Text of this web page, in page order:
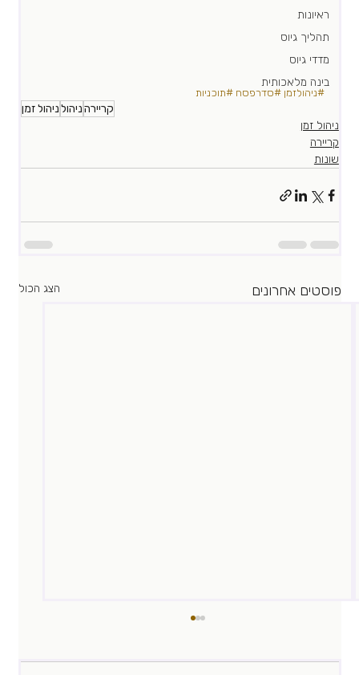
ראיונות
תהליך גיוס
מדדי גיוס
בינה מלאכותית
#ניהולזמן #סדרפסח #תוכניות
קריירהניהולניהול זמן
ניהול זמן
קריירה
שונות
פוסטים אחרונים הצג הכול